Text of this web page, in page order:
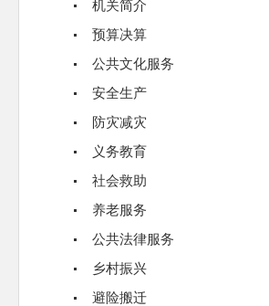
机关简介
预算决算
公共文化服务
安全生产
防灾减灾
义务教育
社会救助
养老服务
公共法律服务
乡村振兴
避险搬迁